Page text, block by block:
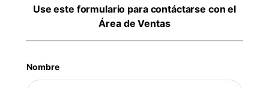
Use este formulario para contáctarse con el
Área de Ventas
Nombre